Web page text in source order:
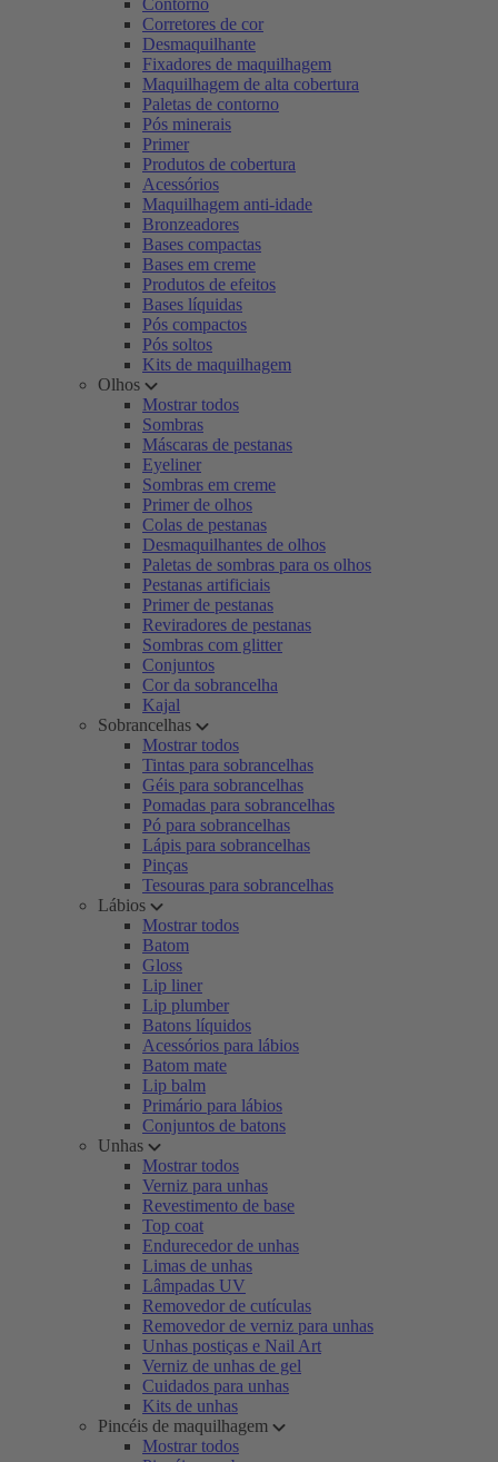
Contorno
Corretores de cor
Desmaquilhante
Fixadores de maquilhagem
Maquilhagem de alta cobertura
Paletas de contorno
Pós minerais
Primer
Produtos de cobertura
Acessórios
Maquilhagem anti-idade
Bronzeadores
Bases compactas
Bases em creme
Produtos de efeitos
Bases líquidas
Pós compactos
Pós soltos
Kits de maquilhagem
Olhos
Mostrar todos
Sombras
Máscaras de pestanas
Eyeliner
Sombras em creme
Primer de olhos
Colas de pestanas
Desmaquilhantes de olhos
Paletas de sombras para os olhos
Pestanas artificiais
Primer de pestanas
Reviradores de pestanas
Sombras com glitter
Conjuntos
Cor da sobrancelha
Kajal
Sobrancelhas
Mostrar todos
Tintas para sobrancelhas
Géis para sobrancelhas
Pomadas para sobrancelhas
Pó para sobrancelhas
Lápis para sobrancelhas
Pinças
Tesouras para sobrancelhas
Lábios
Mostrar todos
Batom
Gloss
Lip liner
Lip plumber
Batons líquidos
Acessórios para lábios
Batom mate
Lip balm
Primário para lábios
Conjuntos de batons
Unhas
Mostrar todos
Verniz para unhas
Revestimento de base
Top coat
Endurecedor de unhas
Limas de unhas
Lâmpadas UV
Removedor de cutículas
Removedor de verniz para unhas
Unhas postiças e Nail Art
Verniz de unhas de gel
Cuidados para unhas
Kits de unhas
Pincéis de maquilhagem
Mostrar todos